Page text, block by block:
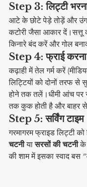
Step 3: लिट्टी
आटे के छोटे पेड़े तोड़ें और
कटोरी जैसा आकार दें।सत्तू
किनारे बंद करें और गोल
Step 4: फ्राई करना
कढ़ाही में तेल गर्म करें
लिट्टियों को दोनों तरफ से
होने तक तलें।धीमी आंच
तक कुक होती है और बाहर से
Step 5: सर्विंग टाइम
गरमागरम फ्राइड लिट्टी को
चटनी या सरसों की चटनी के
की शाम में इसका स्वाद बस